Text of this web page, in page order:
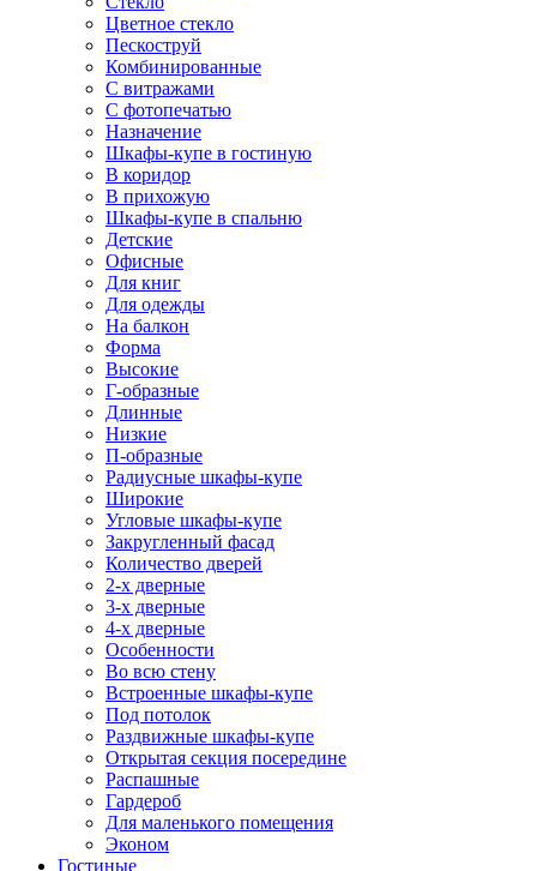
Цветное стекло
Пескоструй
Комбинированные
С витражами
С фотопечатью
Назначение
Шкафы-купе в гостиную
В коридор
В прихожую
Шкафы-купе в спальню
Детские
Офисные
Для книг
Для одежды
На балкон
Форма
Высокие
Г-образные
Длинные
Низкие
П-образные
Радиусные шкафы-купе
Широкие
Угловые шкафы-купе
Закругленный фасад
Количество дверей
2-х дверные
3-х дверные
4-х дверные
Особенности
Во всю стену
Встроенные шкафы-купе
Под потолок
Раздвижные шкафы-купе
Открытая секция посередине
Распашные
Гардероб
Для маленького помещения
Эконом
Гостиные